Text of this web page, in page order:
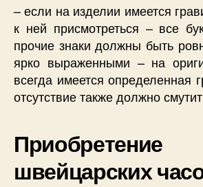
– если на изделии имеется
к ней присмотреться – все
прочие знаки должны быть
ярко выраженными – на
всегда имеется определенная
отсутствие также должно
Приобретение
швейцарских